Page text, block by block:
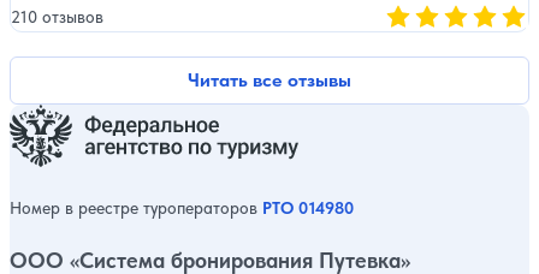
Читать все отзывы
210 отзывов
Номер в реестре туроператоров РТО 014980
ООО «Система бронирования Путевка»